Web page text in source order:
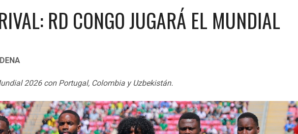
RD CONGO JUGARÁ EL MUNDIAL
2026 con Portugal, Colombia y Uzbekistán.